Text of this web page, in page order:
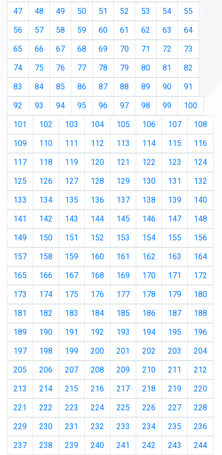
47
48 49 50 51 52 53 54
55
56
57 58 59 60 61 62 63
64
65
66 67 68 69 70 71 72
73
74
75 76 77 78 79 80 81
82
83
84 85 86 87 88 89 90
91
92
93 94 95 96 97 98 99
100
101
102 103 104 105 106 107
108
109
110 111 112 113 114 115
116
117
118 119 120 121 122 123
124
125
126 127 128 129 130 131
132
133
134 135 136 137 138 139
140
141
142 143 144 145 146 147
148
149
150 151 152 153 154 155
156
157
158 159 160 161 162 163
164
165
166 167 168 169 170 171
172
173
174 175 176 177 178 179
180
181
182 183 184 185 186 187
188
189
190 191 192 193 194 195
196
197
198 199 200 201 202 203
204
205
206 207 208 209 210 211
212
213
214 215 216 217 218 219
220
221
222 223 224 225 226 227
228
229
230 231 232 233 234 235
236
237
238 239 240 241 242 243
244